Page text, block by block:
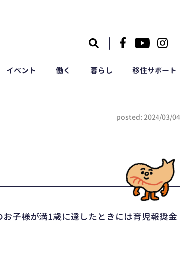
イベント 働く 暮らし 移住サポート
｜
posted: 2024/03/04
子様が満1歳に達したときには育児報奨金